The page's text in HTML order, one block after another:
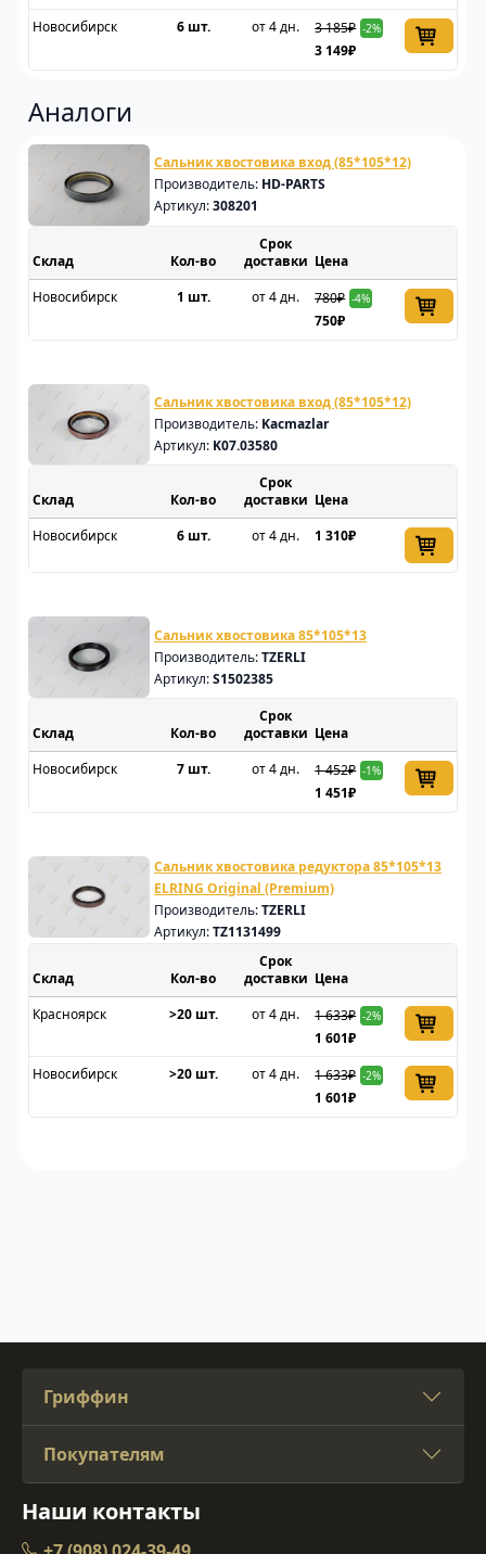
Новосибирск
6 шт. от 4 дн. 3 185₽ -2%
3 149₽
Аналоги
Сальник хвостовика вход (85*105*12)
Производитель: HD-PARTS
Артикул:308201
Склад
Срок
доставки Цена
Новосибирск
1 шт. от 4 дн. 780₽ -4%
750₽
Сальник хвостовика вход (85*105*12)
Производитель: Kacmazlar
Артикул: K07.03580
Склад
Срок
доставки Цена
Новосибирск
6 шт. от 4 дн. 1 310₽
Сальник хвостовика 85*105*13
Производитель:TZERLI
Артикул:S1502385
Склад
Срок
доставки Цена
Новосибирск
7 шт. от 4 дн. 1 452₽ -1%
1 451₽
Сальник хвостовика редуктора 85*105*13
ELRING Original (Premium)
Производитель:TZERLI
Артикул:TZ1131499
Склад
Срок
доставки Цена
Красноярск
>20 шт. от 4 дн. 1 633₽ -2%
1 601₽
Новосибирск
>20 шт. от 4 дн. 1 633₽ -2%
1 601₽
Гриффин
Покупателям
Наши контакты